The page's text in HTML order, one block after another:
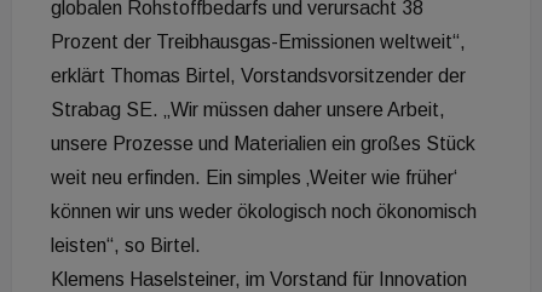
globalen Rohstoffbedarfs und verursacht 38
Prozent der Treibhausgas-Emissionen weltweit“,
erklärt Thomas Birtel, Vorstandsvorsitzender der
Strabag SE. „Wir müssen daher unsere Arbeit,
unsere Prozesse und Materialien ein großes Stück
weit neu erfinden. Ein simples ‚Weiter wie früher‘
können wir uns weder ökologisch noch ökonomisch
leisten“, so Birtel.
Klemens Haselsteiner, im Vorstand für Innovation